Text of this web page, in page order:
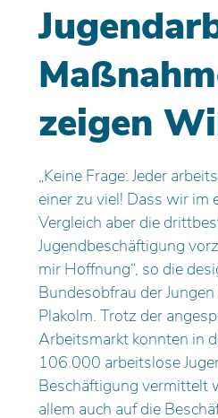
zeigen
„Keine Frage: Jeder
einer zu viel! Dass wir im
Vergleich aber die
Jugendbeschäftigung
mir Hoffnung“, so die
Bundesobfrau der
Plakolm. Trotz der
Arbeitsmarkt konnten in
106.000 arbeitslose
Beschäftigung vermittelt
allem auch auf die